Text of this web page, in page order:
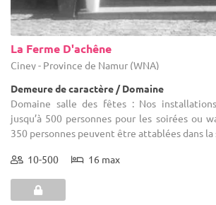
La Ferme D'achêne
Ciney - Province de Namur (WNA)
Demeure de caractère / Domaine
Domaine salle des fêtes : Nos
jusqu’à 500 personnes pour les soirées ou
350 personnes peuvent être attablées dans la
10-500 16 max